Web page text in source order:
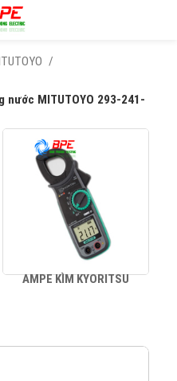
MITUTOYO 293-241-
AMPE KÌM KYORITSU